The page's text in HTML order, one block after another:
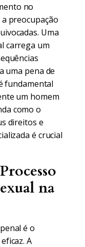
no
preocupação
Uma
carrega um
uma pena de
fundamental
um homem
como o
direitos e
é crucial
na
é o
A